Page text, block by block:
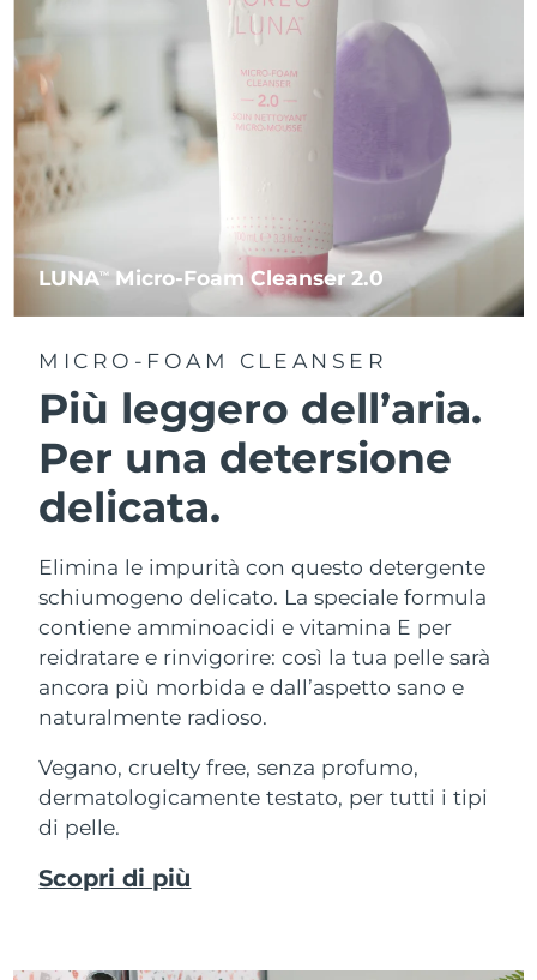
LUNATM Micro-Foam Cleanser 2.0
MICRO-FOAM CLEANSER
Più leggero dell’aria.
Per una detersione
delicata.
Elimina le impurità con questo detergente
schiumogeno delicato. La speciale formula
contiene amminoacidi e vitamina E per
reidratare e rinvigorire: così la tua pelle sarà
ancora più morbida e dall’aspetto sano e
naturalmente radioso.
Vegano, cruelty free, senza profumo,
dermatologicamente testato, per tutti i tipi
di pelle.
Scopri di più